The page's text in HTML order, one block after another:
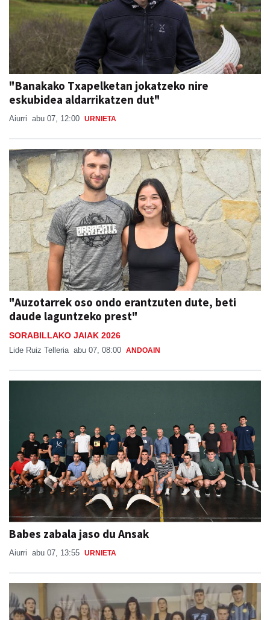
"Banakako Txapelketan jokatzeko nire
eskubidea aldarrikatzen dut"
Aiurri abu 07, 12:00 URNIETA
"Auzotarrek oso ondo erantzuten dute, beti
daude laguntzeko prest"
SORABILLAKO JAIAK 2026
Lide Ruiz Telleria abu 07, 08:00 ANDOAIN
Babes zabala jaso du Ansak
Aiurri abu 07, 13:55 URNIETA